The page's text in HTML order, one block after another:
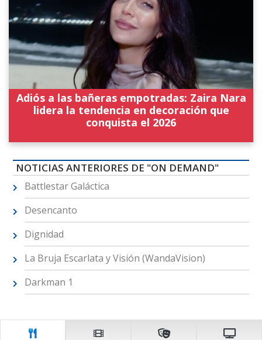
Adiós a las bañeras empotradas: Zaira Nara
lidera la tendencia en decoración que
conquista el 2026
NOTICIAS ANTERIORES DE "ON DEMAND"
Battlestar Galáctica
Desencanto
Dignidad
La Bruja Escarlata y Visión (WandaVision)
Darkman 1